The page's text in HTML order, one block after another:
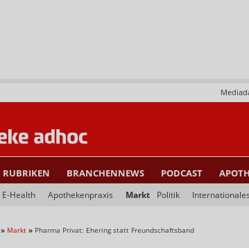
RUBRIKEN BRANCHENNEWS PODCAST
E-Health Apothekenpraxis Markt Politik Internationales
» Markt » Pharma Privat: Ehering statt Freundschaftsband